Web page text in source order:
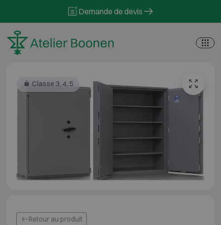
Demande de devis
Classe 3, 4, 5
Retour au produit